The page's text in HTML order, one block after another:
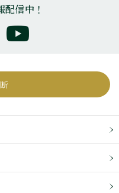
信中！